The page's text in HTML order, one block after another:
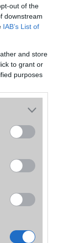
out of the
downstream
IAB’s List of
and store
to grant or
purposes